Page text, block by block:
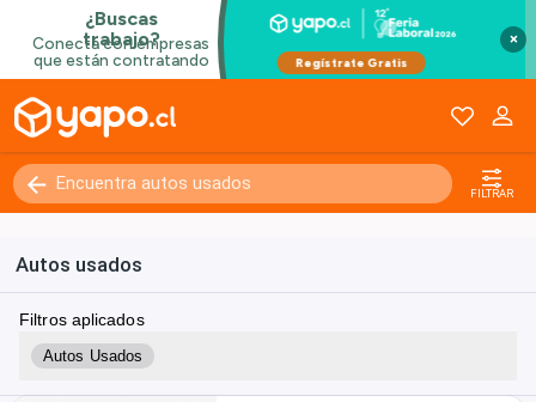
×
FILTRAR
Autos usados
Filtros aplicados
Autos Usados